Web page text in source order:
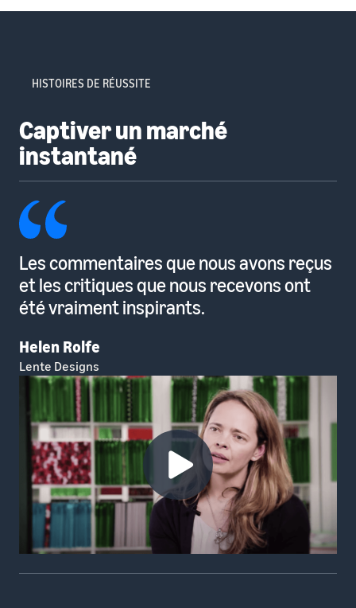
HISTOIRES DE RÉUSSITE
Captiver un marché
instantané
Les commentaires que nous avons reçus
et les critiques que nous recevons ont
été vraiment inspirants.
Helen Rolfe
Lente Designs